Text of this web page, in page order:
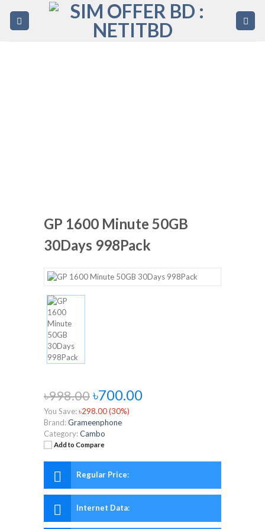
GP 1600 Minute 50GB
30Days 998Pack
৳998.00৳700.00
You Save:৳298.00 (30%)
Brand:Grameenphone
Category:Cambo
Add to Compare
Regular Price:
Internet Data: